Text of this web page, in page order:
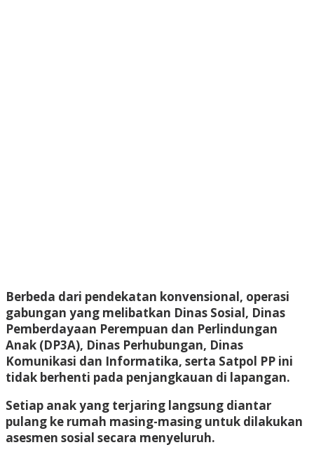
Berbeda dari pendekatan konvensional, operasi
gabungan yang melibatkan Dinas Sosial, Dinas
Pemberdayaan Perempuan dan Perlindungan
Anak (DP3A), Dinas Perhubungan, Dinas
Komunikasi dan Informatika, serta Satpol PP ini
tidak berhenti pada penjangkauan di lapangan.
Setiap anak yang terjaring langsung diantar
pulang ke rumah masing-masing untuk dilakukan
asesmen sosial secara menyeluruh.